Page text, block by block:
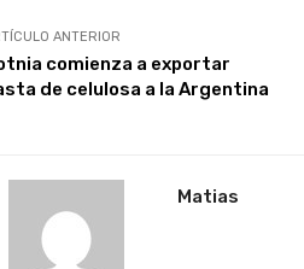
ANTERIOR
comienza a exportar
de celulosa a la Argentina
Matias